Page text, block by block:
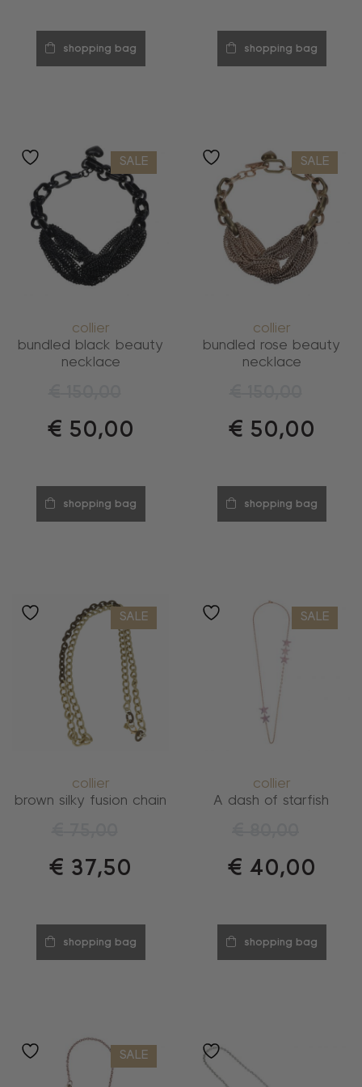
shopping bag shopping bag
SALE
collier
bundled black beauty
necklace
€ 50,00
shopping bag
SALE
collier
bundled rose beauty
necklace
€ 50,00
shopping bag
SALE
collier
brown silky fusion chain
€ 37,50
shopping bag
SALE
collier
A dash of starfish
€ 40,00
shopping bag
SALE